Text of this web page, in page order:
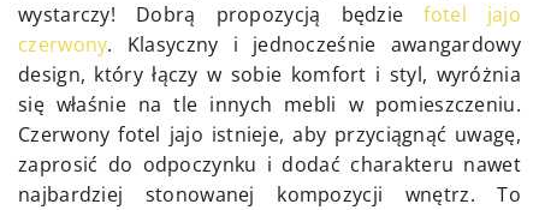
wystarczy! Dobrą propozycją będziefotel jajo
czerwony. Klasyczny i jednocześnie awangardowy
design, który łączy w sobie komfort i styl, wyróżnia
się właśnie na tle innych mebli w pomieszczeniu.
Czerwony fotel jajo istnieje, aby przyciągnąć uwagę,
zaprosić do odpoczynku i dodać charakteru nawet
najbardziej stonowanej kompozycji wnętrz. To